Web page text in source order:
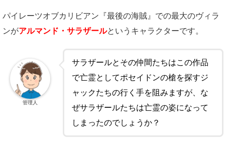
パイレーツオブカリビアン『最後の海賊』での最大のヴィラ
ンがアルマンド・サラザールというキャラクターです。
サラザールとその仲間たちはこの作品
で亡霊としてポセイドンの槍を探すジ
ャックたちの行く手を阻みますが、な
ぜサラザールたちは亡霊の姿になって
しまったのでしょうか？
管理人